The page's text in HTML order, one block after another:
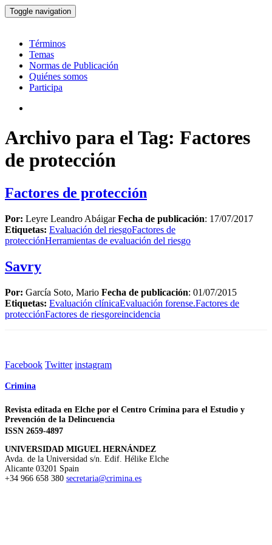
Toggle navigation
Términos
Temas
Normas de Publicación
Quiénes somos
Participa
Archivo para el Tag: Factores
de protección
Factores de protección
Por: Leyre Leandro AbáigarFecha de publicación: 17/07/2017
Etiquetas: Evaluación del riesgoFactores de
protecciónHerramientas de evaluación del riesgo
Savry
Por: García Soto, Mario Fecha de publicación: 01/07/2015
Etiquetas: Evaluación clínicaEvaluación forense.Factores de
protecciónFactores de riesgoreincidencia
Facebook Twitter instagram
Crimina
Revista editada en Elche por el Centro Crímina para el Estudio y
Prevención de la Delincuencia
ISSN 2659-4897
UNIVERSIDAD MIGUEL HERNÁNDEZ
Avda. de la Universidad s/n. Edif. Hélike Elche
Alicante 03201 Spain
+34 966 658 380 secretaria@crimina.es